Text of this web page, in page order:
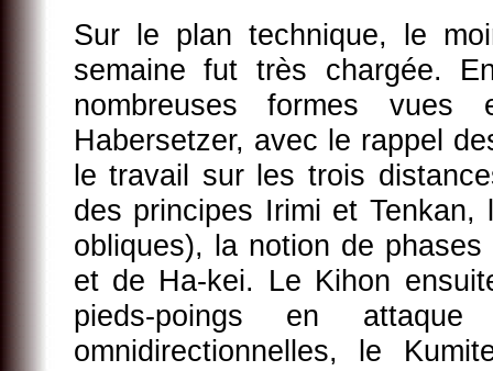
Sur le plan technique, le
semaine fut très chargée.
nombreuses formes
Habersetzer, avec le rappel
le travail sur les trois
des principes Irimi et
obliques), la notion de
et de Ha-kei. Le Kihon
pieds-poings en
omnidirectionnelles, le